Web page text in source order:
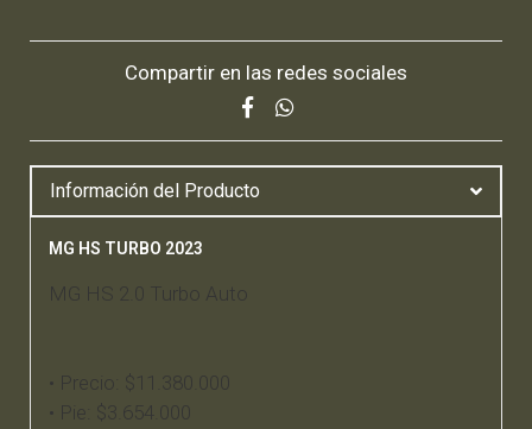
Compartir en las redes sociales
Información del Producto
MG HS TURBO 2023
MG HS 2.0 Turbo Auto
• Precio: $11.380.000
• Pie: $3.654.000